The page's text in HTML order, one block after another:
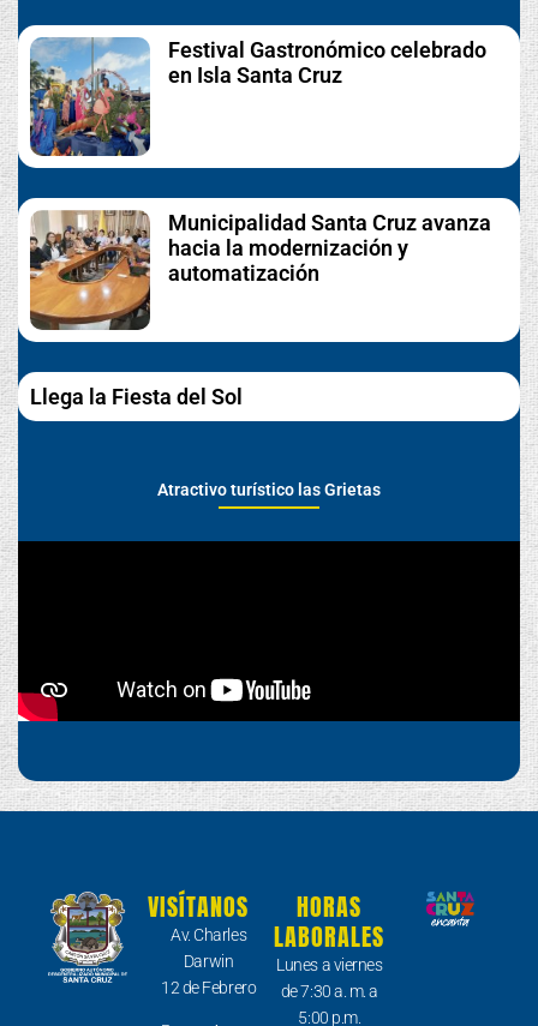
Festival Gastronómico celebrado
en Isla Santa Cruz
Municipalidad Santa Cruz avanza
hacia la modernización y
automatización
Llega la Fiesta del Sol
Atractivo turístico las Grietas
VISÍTANOS
Av. Charles
Darwin
12 de Febrero
HORAS
LABORALES
Lunes a viernes
de 7:30 a. m. a
5:00 p.m.